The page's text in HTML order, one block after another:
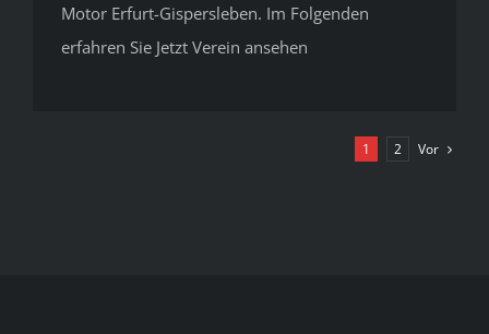
Motor Erfurt-Gispersleben. Im Folgenden
erfahren Sie Jetzt Verein ansehen
1 2 Vor